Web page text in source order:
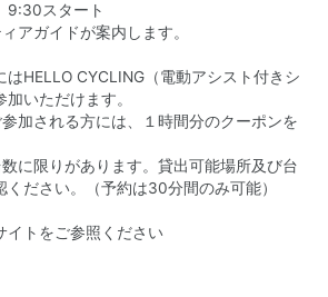
スタート
アガイドが案内します。
HELLO CYCLING（電動アシスト付きシ
いただけます。
加される方には、１時間分のクーポンを
に限りがあります。貸出可能場所及び台
ださい。（予約は30分間のみ可能）
イトをご参照ください